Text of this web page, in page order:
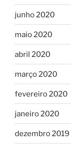
junho 2020
maio 2020
abril 2020
março 2020
fevereiro 2020
janeiro 2020
dezembro 2019